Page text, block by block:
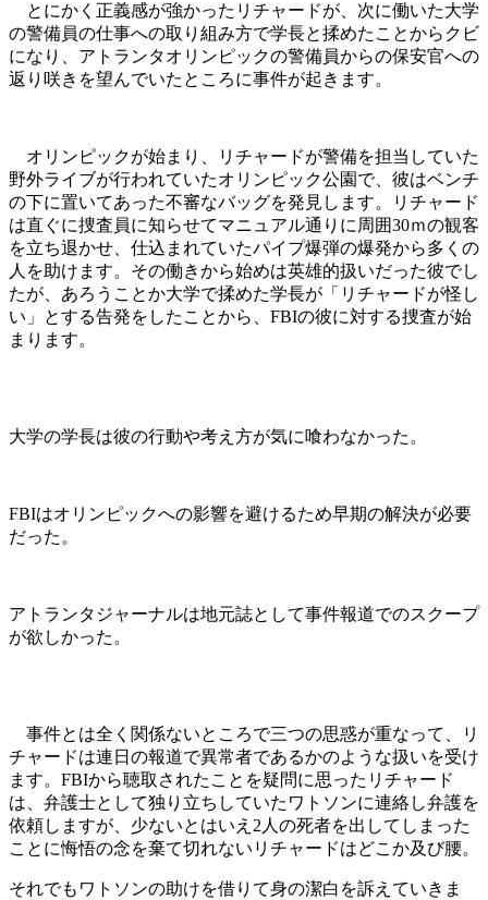
とにかく正義感が強かったリチャードが、次に働いた大学
の警備員の仕事への取り組み方で学長と揉めたことからクビ
になり、アトランタオリンピックの警備員からの保安官への
返り咲きを望んでいたところに事件が起きます。
オリンピックが始まり、リチャードが警備を担当していた
野外ライブが行われていたオリンピック公園で、彼はベンチ
の下に置いてあった不審なバッグを発見します。リチャード
は直ぐに捜査員に知らせてマニュアル通りに周囲30ｍの観客
を立ち退かせ、仕込まれていたパイプ爆弾の爆発から多くの
人を助けます。その働きから始めは英雄的扱いだった彼でし
たが、あろうことか大学で揉めた学長が「リチャードが怪し
い」とする告発をしたことから、FBIの彼に対する捜査が始
まります。
大学の学長は彼の行動や考え方が気に喰わなかった。
FBIはオリンピックへの影響を避けるため早期の解決が必要
だった。
アトランタジャーナルは地元誌として事件報道でのスクープ
が欲しかった。
事件とは全く関係ないところで三つの思惑が重なって、リ
チャードは連日の報道で異常者であるかのような扱いを受け
ます。FBIから聴取されたことを疑問に思ったリチャード
は、弁護士として独り立ちしていたワトソンに連絡し弁護を
依頼しますが、少ないとはいえ2人の死者を出してしまった
ことに悔悟の念を棄て切れないリチャードはどこか及び腰。
それでもワトソンの助けを借りて身の潔白を訴えていきま